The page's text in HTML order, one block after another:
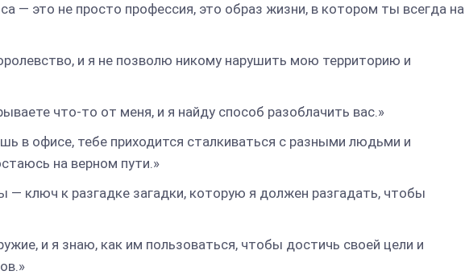
— это не просто профессия, это образ жизни, в котором ты всегда на
и я не позволю никому нарушить мою территорию и
что-то от меня, и я найду способ разоблачить вас.»
в офисе, тебе приходится сталкиваться с разными людьми и
на верном пути.»
— ключ к разгадке загадки, которую я должен разгадать, чтобы
и я знаю, как им пользоваться, чтобы достичь своей цели и